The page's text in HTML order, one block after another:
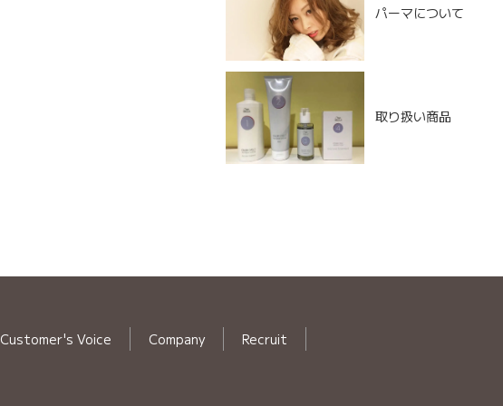
パーマについて
取り扱い商品
Customer's Voice Company Recruit